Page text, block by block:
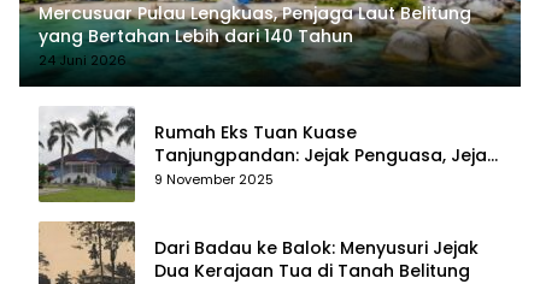
Mercusuar Pulau Lengkuas, Penjaga Laut Belitung
yang Bertahan Lebih dari 140 Tahun
24 Juni 2026
Rumah Eks Tuan Kuase
Tanjungpandan: Jejak Penguasa, Jejak
Kenangan
9 November 2025
Dari Badau ke Balok: Menyusuri Jejak
Dua Kerajaan Tua di Tanah Belitung